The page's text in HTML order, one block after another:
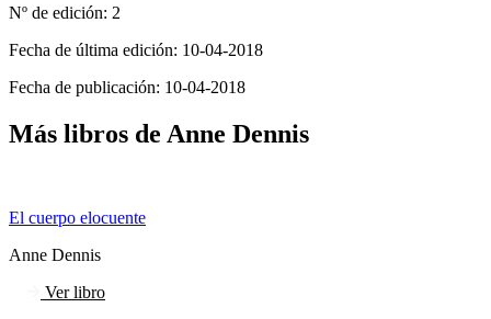
Nº de edición: 2
Fecha de última edición: 10-04-2018
Fecha de publicación: 10-04-2018
Más libros de Anne Dennis
El cuerpo elocuente
Anne Dennis
Ver libro